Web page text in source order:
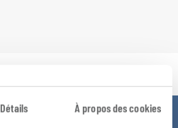
Détails À propos des cookies